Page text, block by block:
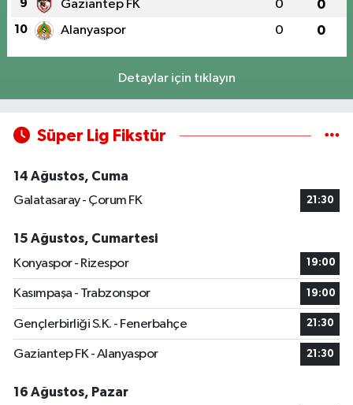
9 Gaziantep FK 0 0
10 Alanyaspor 0 0
Detaylar için tıklayın
Süper Lig Fikstür
14 Ağustos, Cuma
Galatasaray - Çorum FK
21:30
15 Ağustos, Cumartesi
Konyaspor - Rizespor
19:00
Kasımpaşa - Trabzonspor 19:00
Gençlerbirliği S.K. - Fenerbahçe 21:30
Gaziantep FK - Alanyaspor 21:30
16 Ağustos, Pazar